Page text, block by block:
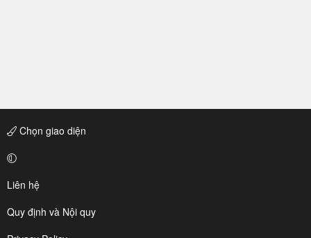
Chọn giao diện
Liên hệ
Quy định và Nội quy